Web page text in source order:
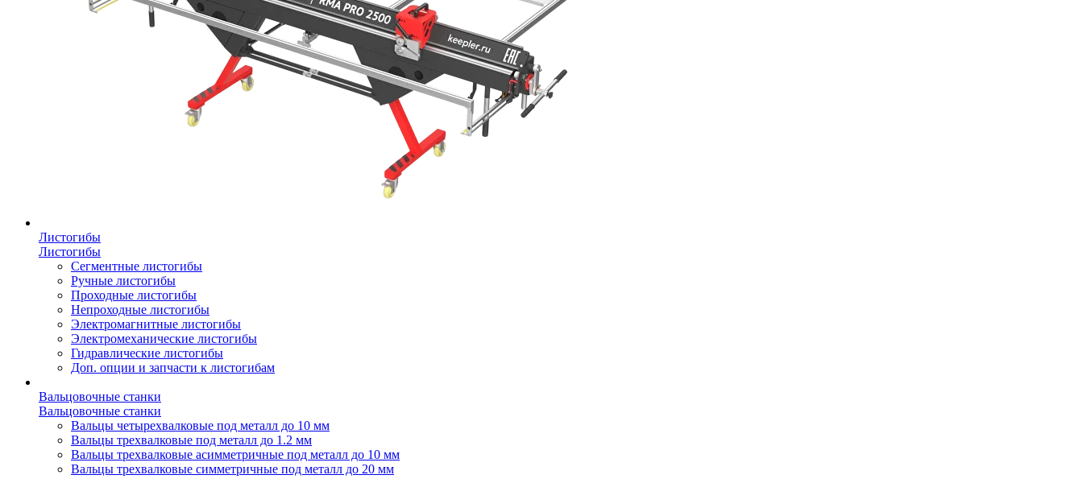
Листогибы
Листогибы
Сегментные листогибы
Ручные листогибы
Проходные листогибы
Непроходные листогибы
Электромагнитные листогибы
Электромеханические листогибы
Гидравлические листогибы
Доп. опции и запчасти к листогибам
Вальцовочные станки
Вальцовочные станки
Вальцы четырехвалковые под металл до 10 мм
Вальцы трехвалковые под металл до 1.2 мм
Вальцы трехвалковые асимметричные под металл до 10 мм
Вальцы трехвалковые симметричные под металл до 20 мм